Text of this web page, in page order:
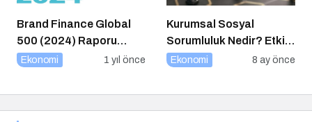
Brand Finance Global
500 (2024) Raporu
Yayımlandı!
Ekonomi 1 yıl önce
Kurumsal Sosyal
Sorumluluk Nedir? Etkili
Kurumsal Sosyal
Ekonomi 8 ay önce